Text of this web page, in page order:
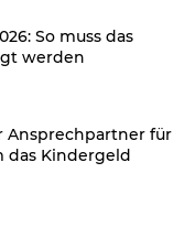
So muss das
werden
Ansprechpartner für
das Kindergeld